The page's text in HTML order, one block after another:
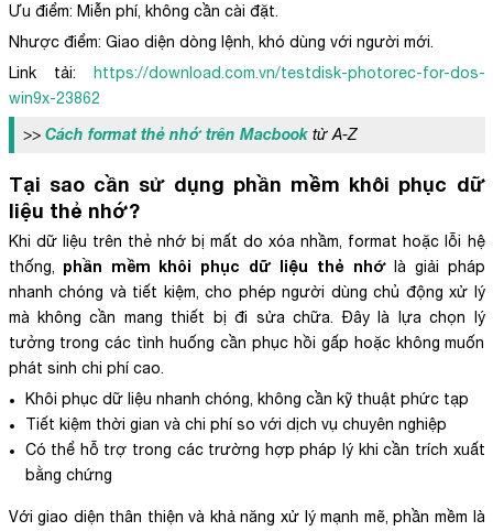
Ưu điểm: Miễn phí, không cần cài đặt.
Nhược điểm: Giao diện dòng lệnh, khó dùng với người mới.
Link tải:
https://download.com.vn/testdisk-photorec-for-dos-
win9x-23862
>> Cách format thẻ nhớ trên Macbooktừ A-Z
Tại sao cần sử dụng phần mềm khôi phục dữ
liệu thẻ nhớ?
Khi dữ liệu trên thẻ nhớ bị mất do xóa nhầm, format hoặc lỗi hệ
thống, phần mềm khôi phục dữ liệu thẻ nhớlà giải pháp
nhanh chóng và tiết kiệm, cho phép người dùng chủ động xử lý
mà không cần mang thiết bị đi sửa chữa. Đây là lựa chọn lý
tưởng trong các tình huống cần phục hồi gấp hoặc không muốn
phát sinh chi phí cao.
Khôi phục dữ liệu nhanh chóng, không cần kỹ thuật phức tạp
Tiết kiệm thời gian và chi phí so với dịch vụ chuyên nghiệp
Có thể hỗ trợ trong các trường hợp pháp lý khi cần trích xuất
bằng chứng
Với giao diện thân thiện và khả năng xử lý mạnh mẽ, phần mềm là